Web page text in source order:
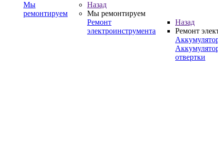
Мы
ремонтируем
Назад
Мы ремонтируем
Ремонт
электроинструмента
Назад
Ремонт
отвертки